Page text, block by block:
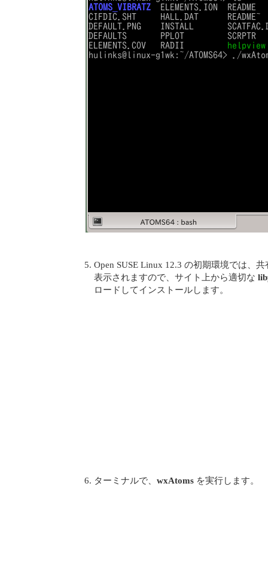
Open SUSE Linux 12.3 の初期環境では、
表示されますので、サイト上から適切な
ロードしてインストールします。
ターミナルで、 wxAtoms を実行します。